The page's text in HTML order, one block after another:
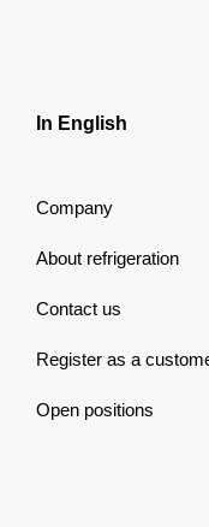
In English
Company
About refrigeration
Contact us
Register as a
Open positions